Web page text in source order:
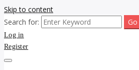
Skip to content
รับจ้างโพสต์ขาย
ของ ติดหน้าแรก
ขายบ้านไม่ออก ขายสินค้าไม่ได้ บอกเรา! รับ
เว็บบอร์ดSEO ดันติดหน้าแรก Google AI ชัว
ระบบ AI Search & SEO ที่แม่นยำที่สุด
Search for:
Log in
Register